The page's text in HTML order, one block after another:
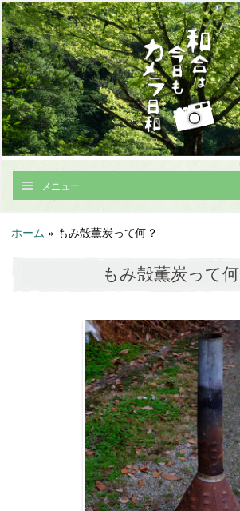
メニュー
ホーム » もみ殻薫炭って何？
もみ殻薫炭って何